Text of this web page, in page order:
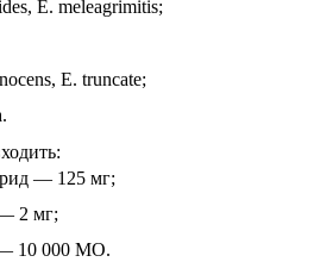
E. meleagrimitis;
E. truncate;
— 125 мг;
— 2 мг;
— 10 000 МО.